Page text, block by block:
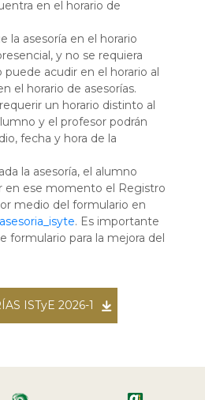
en el horario de
la asesoría en el horario
y no se requiera
puede acudir en el horario al
el horario de asesorías.
un horario distinto al
y el profesor podrán
fecha y hora de la
la asesoría, el alumno
en ese momento el Registro
medio del formulario en
. Es importante
formulario para la mejora del
ISTyE 2026-1